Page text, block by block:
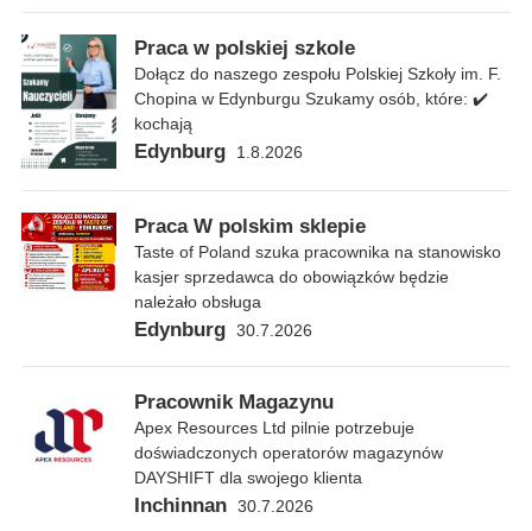
Praca w polskiej szkole
Dołącz do naszego zespołu Polskiej Szkoły im. F.
Chopina w Edynburgu Szukamy osób, które: ✔️
kochają
Edynburg 1.8.2026
Praca W polskim sklepie
Taste of Poland szuka pracownika na stanowisko
kasjer sprzedawca do obowiązków będzie
należało obsługa
Edynburg 30.7.2026
Pracownik Magazynu
Apex Resources Ltd pilnie potrzebuje
doświadczonych operatorów magazynów
DAYSHIFT dla swojego klienta
Inchinnan 30.7.2026